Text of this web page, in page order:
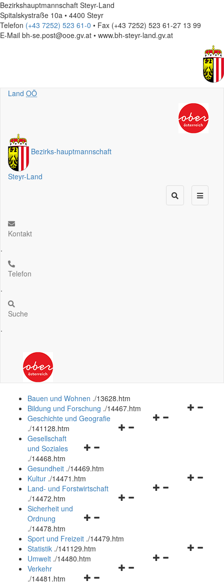
Bezirkshauptmannschaft Steyr-Land
Spitalskystraße 10a • 4400 Steyr
Telefon (+43 7252) 523 61-0 • Fax (+43 7252) 523 61-27 13 99
E-Mail bh-se.post@ooe.gv.at • www.bh-steyr-land.gv.at
Land OÖ
Bezirks-hauptmannschaft
Steyr-Land
Kontakt
.
Telefon
.
Suche
.
Bauen und Wohnen ./13628.htm
Navigationsmenü
Bildung und Forschung ./14467.htm
Navigationsmenü
Geschichte und Geografie
./141128.htm
Navigationsmenü
und
schließen
Gesellschaft
und Soziales
./14468.htm
Gesundheit ./14469.htm
Navigationsmenü
Kultur ./14471.htm
Navigationsmenü
Land- und Forstwirtschaft
./14472.htm
Navigationsmenü
und
schließen
Sicherheit und
Ordnung
./14478.htm
Sport und Freizeit ./14479.htm
Navigationsmenü
Statistik ./141129.htm
Navigationsmenü
Umwelt ./14480.htm
Navigationsmenü
Verkehr
./14481.htm